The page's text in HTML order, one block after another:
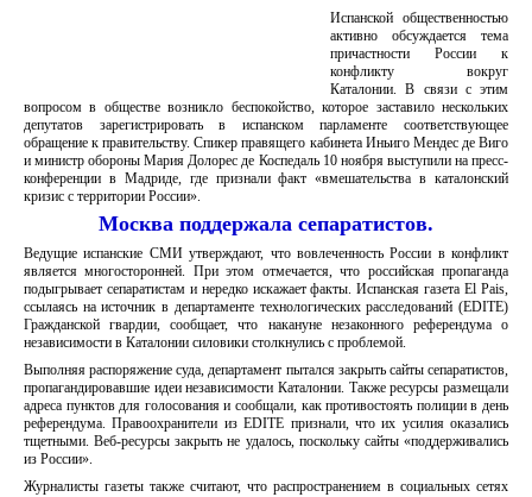
Испанской общественностью
активно обсуждается тема
причастности России к
конфликту вокруг
Каталонии. В связи с этим
вопросом в обществе возникло беспокойство, которое заставило нескольких
депутатов зарегистрировать в испанском парламенте соответствующее
обращение к правительству. Спикер правящего кабинета Иньиго Мендес де Виго
и министр обороны Мария Долорес де Коспедаль 10 ноября выступили на пресс-
конференции в Мадриде, где признали факт «вмешательства в каталонский
кризис с территории России».
Москва поддержала сепаратистов.
Ведущие испанские СМИ утверждают, что вовлеченность России в конфликт
является многосторонней. При этом отмечается, что российская пропаганда
подыгрывает сепаратистам и нередко искажает факты. Испанская газета El Pais,
ссылаясь на источник в департаменте технологических расследований (EDITE)
Гражданской гвардии, сообщает, что накануне незаконного референдума о
независимости в Каталонии силовики столкнулись с проблемой.
Выполняя распоряжение суда, департамент пытался закрыть сайты сепаратистов,
пропагандировавшие идеи независимости Каталонии. Также ресурсы размещали
адреса пунктов для голосования и сообщали, как противостоять полиции в день
референдума. Правоохранители из EDITE признали, что их усилия оказались
тщетными. Веб-ресурсы закрыть не удалось, поскольку сайты «поддерживались
из России».
Журналисты газеты также считают, что распространением в социальных сетях